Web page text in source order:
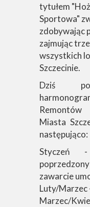
tytułem
Sportowa"
zdobywając
zajmując
wszystkich
Szczecinie.
Dziś
Miasta
następująco:
Styczeń
zawarcie
Luty/
Marzec/